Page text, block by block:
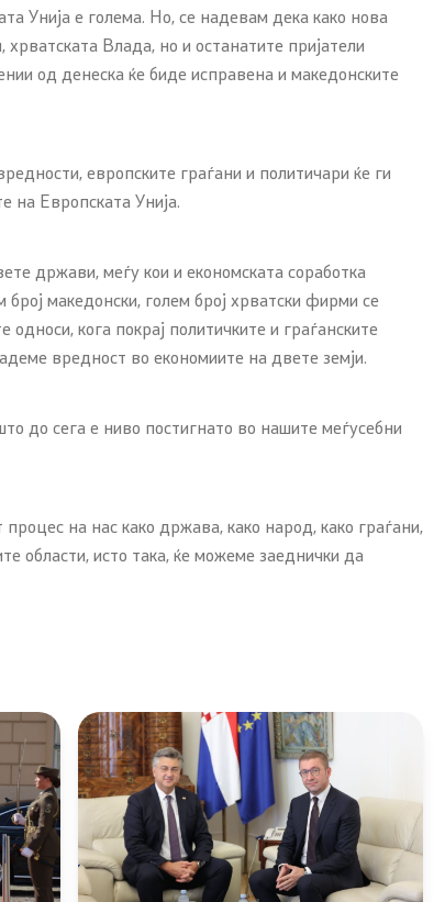
Унија е голема. Но, се надевам дека како нова
Влада, но и останатите пријатели
од денеска ќе биде исправена и македонските
европските граѓани и политичари ќе ги
на Европската Унија.
држави, меѓу кои и економската соработка
македонски, голем број хрватски фирми се
кога покрај политичките и граѓанските
вредност во економиите на двете земји.
до сега е ниво постигнато во нашите меѓусебни
на нас како држава, како народ, како граѓани,
области, исто така, ќе можеме заеднички да